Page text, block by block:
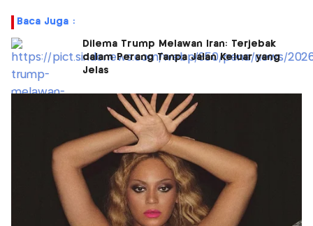
Baca Juga :
Dilema Trump Melawan Iran: Terjebak
dalam Perang Tanpa Jalan Keluar yang
Jelas